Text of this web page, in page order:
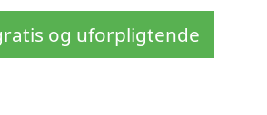
og uforpligtende